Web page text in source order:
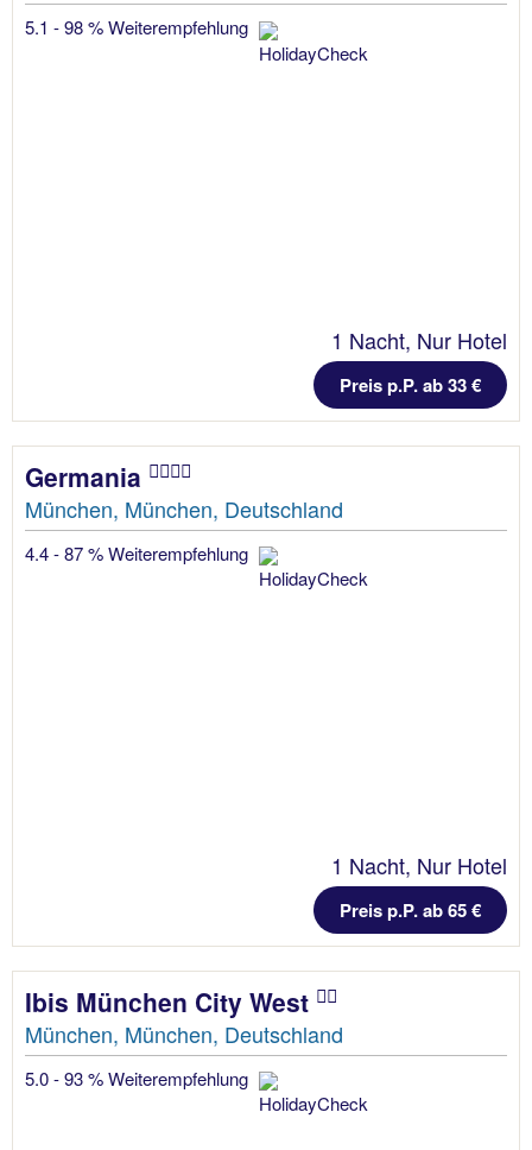
5.1 - 98 % Weiterempfehlung
1 Nacht, Nur Hotel
Preis p.P. ab 33 €
Germania
München, München, Deutschland
4.4 - 87 % Weiterempfehlung
1 Nacht, Nur Hotel
Preis p.P. ab 65 €
Ibis München City West
München, München, Deutschland
5.0 - 93 % Weiterempfehlung